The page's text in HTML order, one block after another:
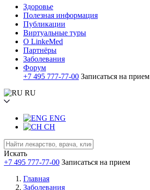
Здоровье
Полезная информация
Публикации
Виртуальные туры
О LinkeMed
Партнёры
Заболевания
Форум
+7 495 777-77-00 Записаться на прием
RU
ENG
CH
Искать
+7 495 777-77-00 Записаться на прием
Главная
Заболевания